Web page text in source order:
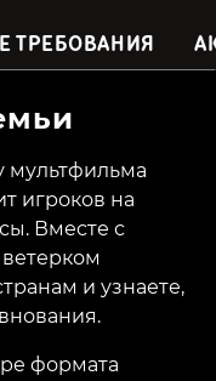
ТРЕБОВАНИЯ
мультфильма
игроков на
Вместе с
и узнаете,
формата